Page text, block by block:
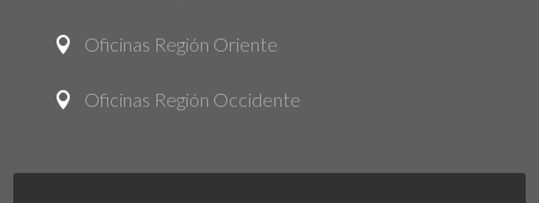
 Oficinas Región Oriente
 Oficinas Región Occidente